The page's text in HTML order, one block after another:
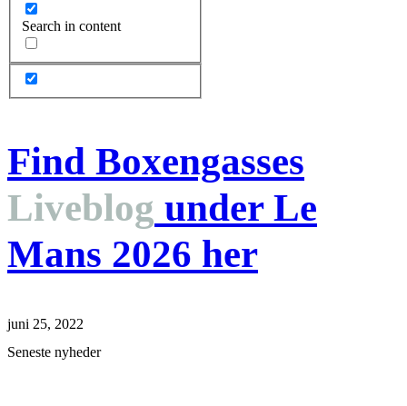
Search in content
Find Boxengasses
Liveblog under Le
Mans 2026 her
juni 25, 2022
Seneste nyheder